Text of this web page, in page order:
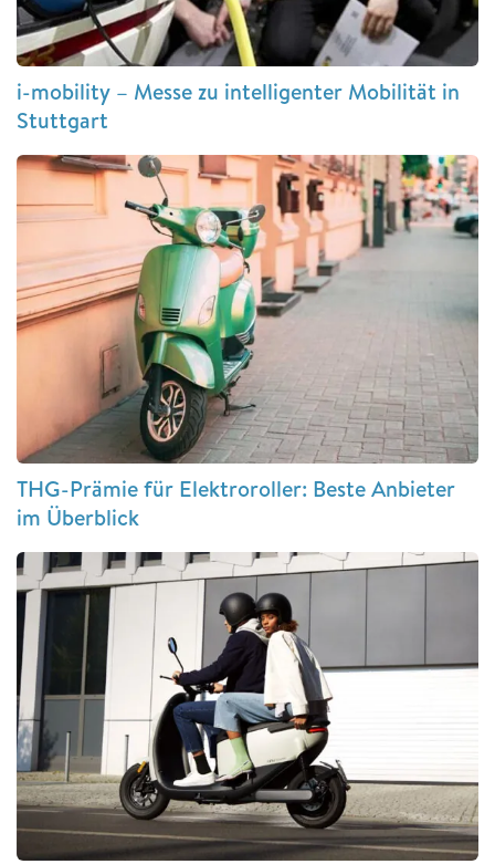
i-mobility – Messe zu intelligenter Mobilität in
Stuttgart
THG-Prämie für Elektroroller: Beste Anbieter
im Überblick